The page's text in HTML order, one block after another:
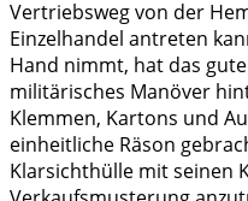
Vertriebsweg von der
Einzelhandel antreten
Hand nimmt, hat das
militärisches Manöver
Klemmen, Kartons und
einheitliche Räson
Klarsichthülle mit seinen